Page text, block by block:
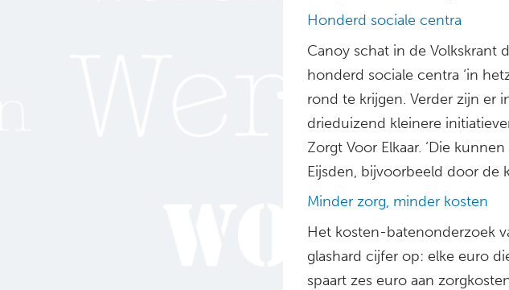
Honderd sociale centra
Canoy schat in de Volkskrant
honderd sociale centra ‘in
rond te krijgen. Verder zijn er
drieduizend kleinere
Zorgt Voor Elkaar. ‘Die
Eijsden, bijvoorbeeld door de
Minder zorg, minder kosten
Het kosten-batenonderzoek
glashard cijfer op: elke euro
spaart zes euro aan